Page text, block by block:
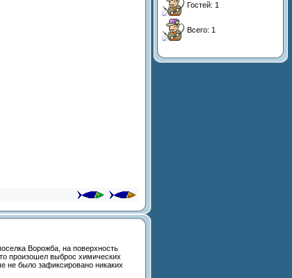
Ворожба, на поверхность
произошел выброс химических
не было зафиксировано никаких
Гостей: 1
Всего: 1